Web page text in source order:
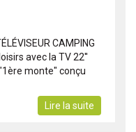
CAMPING
avec la TV 22''
monte" conçu
Lire la suite